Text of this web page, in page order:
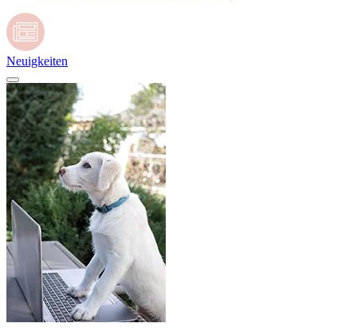
Neuigkeiten